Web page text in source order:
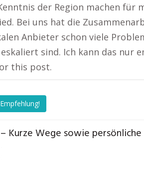
der Region machen für
Bei uns hat die
Anbieter schon viele
sind. Ich kann das nur
this post.
Kurze Wege sowie persönliche